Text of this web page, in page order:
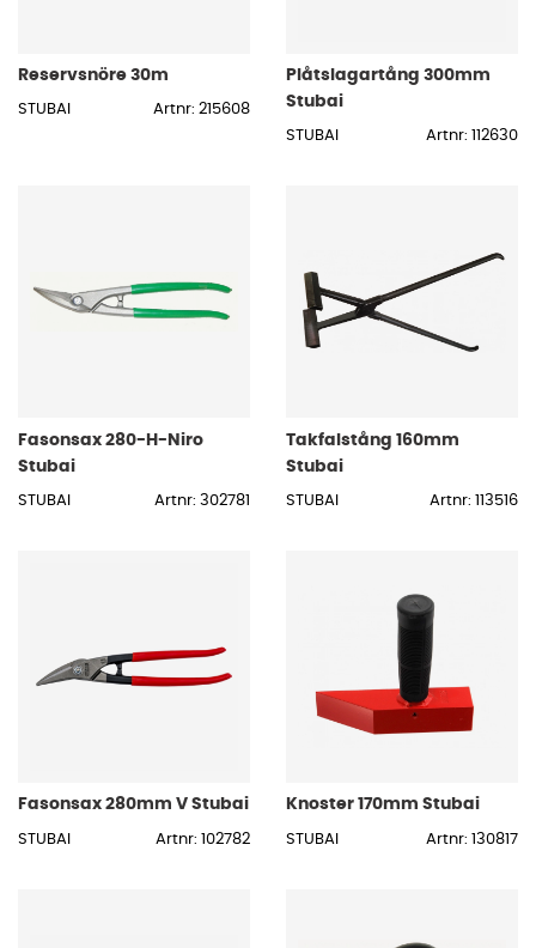
Reservsnöre 30m
STUBAI Artnr: 215608
Plåtslagartång 300mm
Stubai
STUBAI Artnr: 112630
Fasonsax 280-H-Niro
Stubai
STUBAI Artnr: 302781
Takfalstång 160mm
Stubai
STUBAI Artnr: 113516
Fasonsax 280mm V Stubai
STUBAI Artnr: 102782
Knoster 170mm Stubai
STUBAI Artnr: 130817